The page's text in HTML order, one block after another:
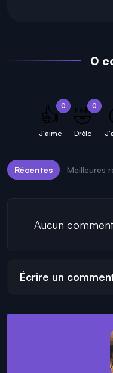
0
0
👍
J'aime
0
🤣
Drôle
Récentes Meilleures
Aucun
Écrire un